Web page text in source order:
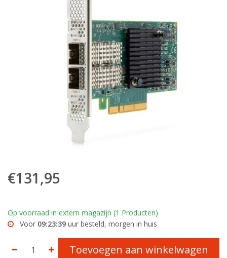
€131,95
Op voorraad in extern magazijn (1 Producten)
Voor 09:23:39 uur besteld, morgen in huis
Toevoegen aan winkelwagen